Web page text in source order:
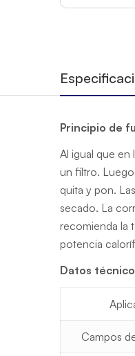
Principio de
Al igual que en
un filtro.
quita y pon.
secado. La
recomienda la
potencia
Datos
Campos